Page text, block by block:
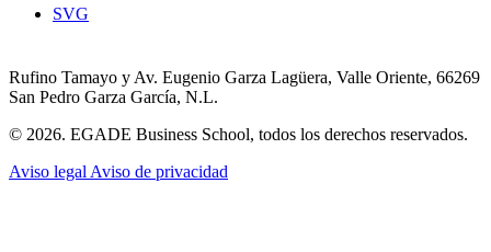
SVG
Rufino Tamayo y Av. Eugenio Garza Lagüera, Valle Oriente, 66269
San Pedro Garza García, N.L.
© 2026. EGADE Business School, todos los derechos reservados.
Aviso legal Aviso de privacidad